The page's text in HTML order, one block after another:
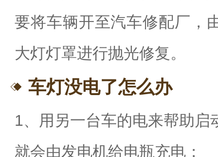
要将车辆开至汽车修配厂，
大灯灯罩进行抛光修复。
车灯没电了怎么办
1、用另一台车的电来帮助启
就会由发电机给电瓶充电；